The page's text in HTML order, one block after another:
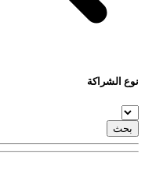
نوع الشراكة
بحث